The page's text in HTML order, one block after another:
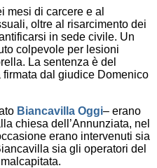
mesi di carcere e al
oltre al risarcimento dei
in sede civile. Un
colpevole per lesioni
La sentenza è del
dal giudice Domenico
Biancavilla Oggi– erano
chiesa dell’Annunziata, nel
erano intervenuti sia
sia gli operatori del